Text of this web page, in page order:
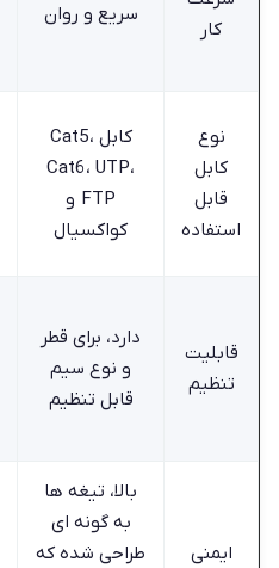
کار
سریع و روان
نوع
کابل
قابل
استفاده
کابل Cat5،
Cat6، UTP،
FTP و
کواکسیال
قابلیت
تنظیم
دارد، برای قطر
و نوع سیم
قابل تنظیم
ایمنی
بالا، تیغه ها
به گونه ای
طراحی شده که